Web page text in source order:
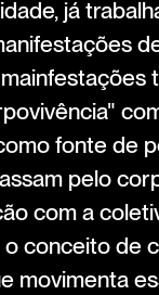
já
fonte de
pelo
com a
conceito de
movimenta